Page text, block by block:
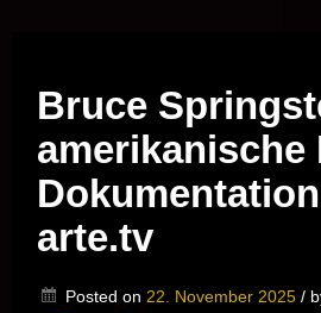
Bruce
amerikanische
arte.tv
Posted on 22. November 2025 /